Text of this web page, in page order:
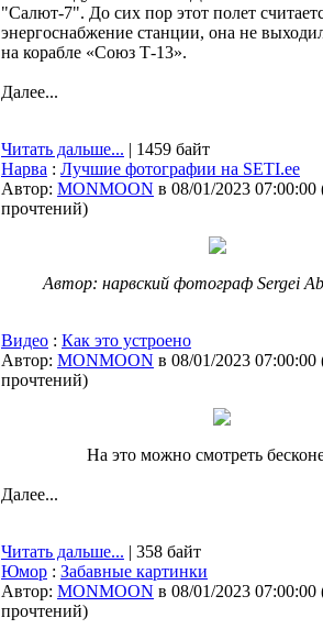
"Салют-7". До сих пор этот полет
энергоснабжение станции, она не
на корабле «Союз Т-13».
Далее...
Читать дальше... | 1459 байт
Нарва : Лучшие фотографии на SETI.ee
Автор: MONMOON в 08/01/2023 07:00:00
прочтений)
Автор: нарвский фотограф Sergei
Видео : Как это устроено
Автор: MONMOON в 08/01/2023 07:00:00
прочтений)
На это можно смотреть
Далее...
Читать дальше... | 358 байт
Юмор : Забавные картинки
Автор: MONMOON в 08/01/2023 07:00:00
прочтений)